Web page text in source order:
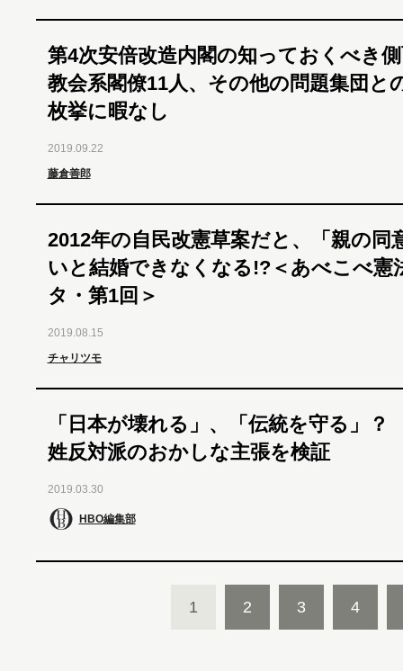
第4次安倍改造内閣の知っておくべき
教会系閣僚11人、その他の問題集団と
枚挙に暇なし
2019.09.22
藤倉善郎
2012年の自民改憲草案だと、「親の同
いと結婚できなくなる!?＜あべこべ憲
タ・第1回＞
2019.08.15
チャリツモ
「日本が壊れる」、「伝統を守る」
姓反対派のおかしな主張を検証
2019.03.30
HBO編集部
1 2 3 4